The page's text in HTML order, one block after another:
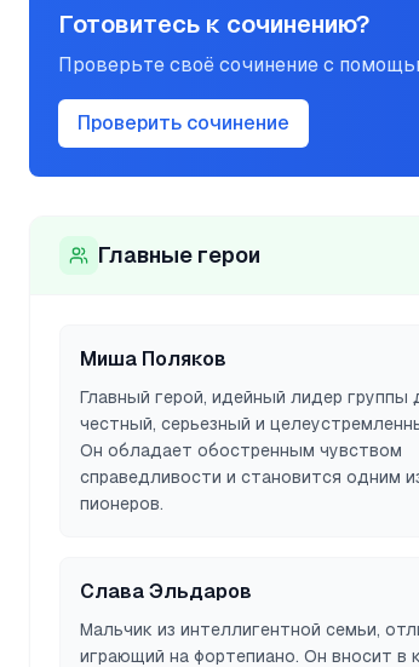
Готовитесь к сочинению?
Проверьте своё сочинение с
Проверить сочинение
Главные герои
Миша Поляков
Главный герой, идейный лидер группы
честный, серьезный и
Он обладает обостренным чувством
справедливости и становится одним
пионеров.
Слава Эльдаров
Мальчик из интеллигентной семьи,
играющий на фортепиано. Он вносит в